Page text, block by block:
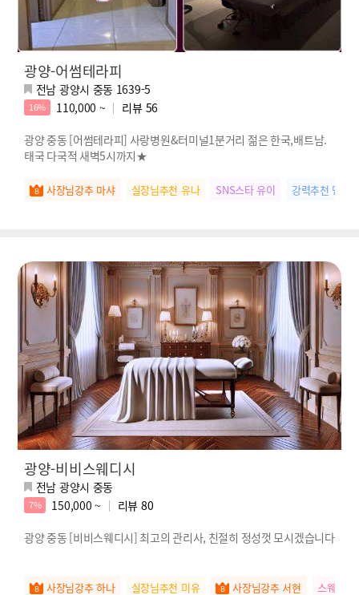
광양-어썸테라피
전남 광양시 중동 1639-5
16% 110,000 ~ 리뷰 56
광양 중동 [어썸테라피] 사랑병원&터미널1분거리 젊은 한국,배트남.
태국 다국적 새벽5시까지★
사장님강추 마샤 실장님추천 유나 SNS스타 유이 강력추천 민지
광양-비비스웨디시
전남 광양시 중동
7% 150,000 ~ 리뷰 80
광양 중동 [비비스웨디시] 최고의 관리사, 친절히 정성껏 모시겠습니다
사장님강추 하나 실장님추천 미유 사장님강추 서현 스웨관리